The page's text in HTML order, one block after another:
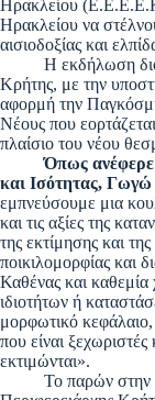
Ηρακλείου
Ηρακλείου να
αισιοδοξίας και
Η εκδήλωση
Κρήτης, με την
αφορμή την
Νέους που
πλαίσιο του νέου
Όπως ανέφερε
και Ισότητας,
εμπνεύσουμε μια
και τις αξίες της
της εκτίμησης και
ποικιλομορφίας και
Καθένας και καθεμία
ιδιοτήτων ή
μορφωτικό κεφάλαιο,
που είναι ξεχωριστές
εκτιμώνται».
Το παρών στην